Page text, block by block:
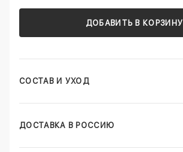
ДОБАВИТЬ В КОРЗИНУ
СОСТАВ И УХОД
ДОСТАВКА В РОССИЮ